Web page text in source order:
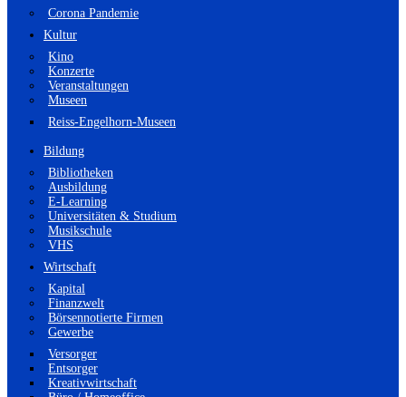
Corona Pandemie
Kultur
Kino
Konzerte
Veranstaltungen
Museen
Reiss-Engelhorn-Museen
Bildung
Bibliotheken
Ausbildung
E-Learning
Universitäten & Studium
Musikschule
VHS
Wirtschaft
Kapital
Finanzwelt
Börsennotierte Firmen
Gewerbe
Versorger
Entsorger
Kreativwirtschaft